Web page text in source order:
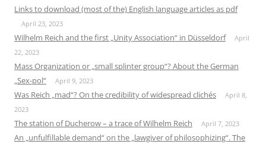
Links to download (most of the) English language articles as pdf
April 23, 2023
Wilhelm Reich and the first „Unity Association“ in Düsseldorf
April
22, 2023
Mass Organization or „small splinter group“? About the German
„Sex-pol“
April 9, 2023
Was Reich „mad“? On the credibility of widespread clichés
April 8,
2023
The station of Ducherow – a trace of Wilhelm Reich April 7, 2023
An „unfulfillable demand“ on the „lawgiver of philosophizing“. The